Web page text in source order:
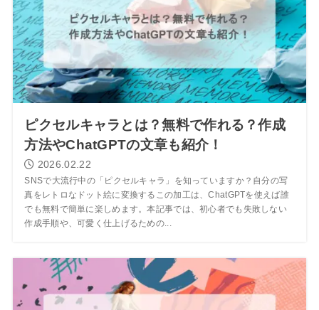
ピクセルキャラとは？無料で作れる？作成
方法やChatGPTの文章も紹介！
2026.02.22
SNSで大流行中の「ピクセルキャラ」を知っていますか？自分の写
真をレトロなドット絵に変換するこの加工は、ChatGPTを使えば誰
でも無料で簡単に楽しめます。本記事では、初心者でも失敗しない
作成手順や、可愛く仕上げるための...